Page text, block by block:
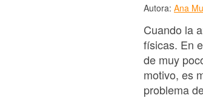
Autora: Ana
Cuando la
físicas. En
de muy
motivo, es
problema